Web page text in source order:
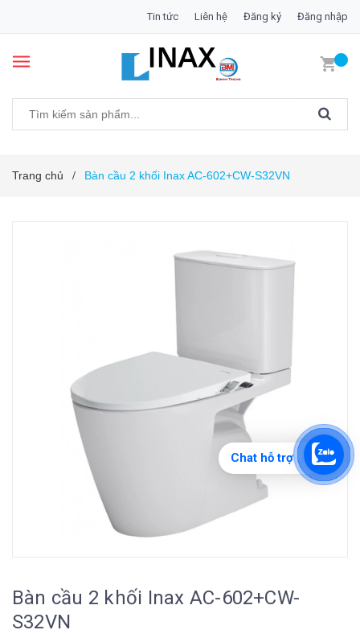
Tin tức Liên hệ Đăng ký Đăng nhập
Trang chủ / Bàn cầu 2 khối Inax AC-602+CW-S32VN
Bàn cầu 2 khối Inax AC-602+CW-
S32VN
Chat hỗ trợ